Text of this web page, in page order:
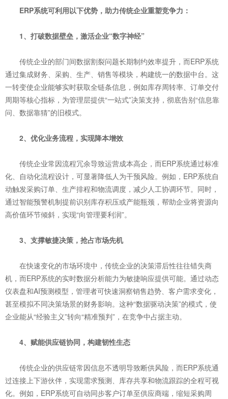
ERP系统可利用以下优势，助力传统企业重塑竞争力：
1、打破数据壁垒，激活企业“数字神经”
传统企业的部门间数据割裂问题长期制约效率提升，而ERP系统
通过集成财务、采购、生产、销售等模块，构建统一的数据中台。这
一转变使企业能够实时获取全链条信息，例如库存周转率、订单交付
周期等核心指标，为管理层提供“一站式”决策支持，彻底告别“信息靠
问、数据靠猜”的旧模式。
2、优化业务流程，实现降本增效
传统企业常因流程冗余导致运营成本高企，而ERP系统通过标准
化、自动化流程设计，可显著降低人为干预风险。例如，ERP系统自
动触发采购订单、生产排程和物流调度，减少人工协调环节。同时，
通过智能预警机制提前识别库存积压或产能瓶颈，帮助企业将资源向
高价值环节倾斜，实现“向管理要利润”。
3、支撑敏捷决策，抢占市场先机
在快速变化的市场环境中，传统企业的决策滞后性往往错失商
机，而ERP系统的实时数据分析能力为敏捷响应提供可能。通过动态
仪表盘和AI预测模型，管理者可快速洞察销售趋势、客户需求变化，
甚至模拟不同决策场景的财务影响。这种“数据驱动决策”的模式，使
企业能从“经验主义”转向“精准预判”，在竞争中占据主动。
4、赋能供应链协同，构建韧性生态
传统企业的供应链常因信息不透明导致断供风险，而ERP系统通
过连接上下游伙伴，实现需求预测、库存共享和物流跟踪的全程可视
化。例如，ERP系统可自动同步客户订单至供应商端，缩短采购周